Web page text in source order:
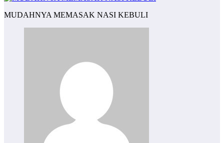
MUDAHNYA MEMASAK NASI KEBULI